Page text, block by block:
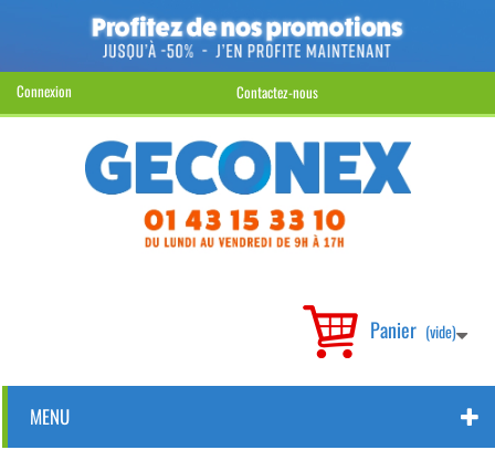
Connexion Contactez-nous
Panier (vide)
MENU